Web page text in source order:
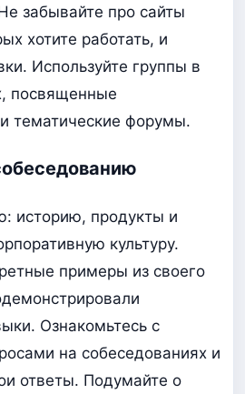
забывайте про сайты
хотите работать, и
Используйте группы в
посвященные
тематические форумы.
историю, продукты и
культуру.
примеры из своего
Ознакомьтесь с
на собеседованиях и
ответы. Подумайте о